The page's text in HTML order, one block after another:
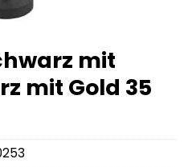
mit
mit Gold 35